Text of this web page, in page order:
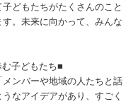
どもたちがたくさんのこと
。未来に向かって、みんな
子どもたち■
ンバーや地域の人たちと話
なアイデアがあり、すごく